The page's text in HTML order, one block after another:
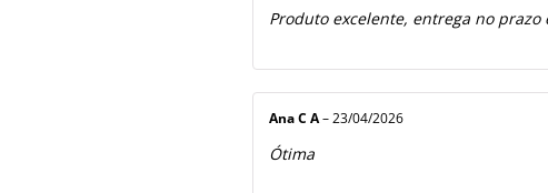
Produto excelente, entrega no
Ana C A– 23/04/2026
Ótima